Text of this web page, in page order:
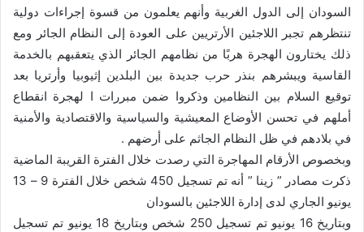
السودان إلى الدول الغربية وأنهم يعلمون من قسوة إجراءات دولية
تنتظرهم تجبر اللاجئين الأرتريين على العودة إلى النظام الجائر ومع
ذلك يختارون الهجرة هربًا من نظامهم الجائر الذي يتعقبهم بالخدمة
القاسية ويبشرهم بنذر حرب جديدة بين البلدين إثيوبيا وأرتريا بعد
توقيع السلام بين النظامين وذكروا ضمن مبررات ا لهجرة انقطاع
أملهم في تحسن الأوضاع المعيشية والسياسية والاقتصادية والأمنية
في بلادهم في ظل النظام الجاثم على أرضهم .
وبخصوص الأرقام المهاجرة التي رصدت خلال الفترة القريبة الماضية
ذكرت مصادر ” زينا ” أنه تم تسجيل 450 شخص خلال الفترة 9 – 13
يونيو الجاري لدى إدارة اللاجئين بالسودان
وبتاريخ 16 يونيو تم تسجيل 250 شخص وبتاريخ 18 يونيو تم تسجيل